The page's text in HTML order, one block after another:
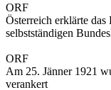
ORF
Österreich erklärte
selbstständigen
ORF
Am 25. Jänner 1921
verankert